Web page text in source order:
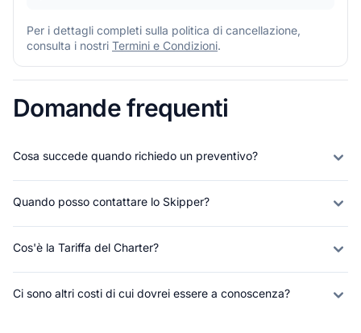
Per i dettagli completi sulla politica di cancellazione,
consulta i nostri Termini e Condizioni.
Domande frequenti
Cosa succede quando richiedo un preventivo?
Quando posso contattare lo Skipper?
Cos'è la Tariffa del Charter?
Ci sono altri costi di cui dovrei essere a conoscenza?